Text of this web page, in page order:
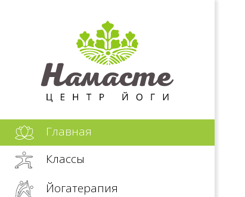
Главная
Классы
Йогатерапия